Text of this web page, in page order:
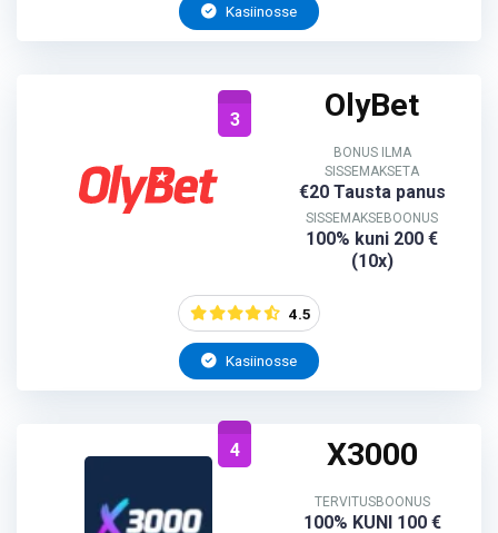
Kasiinosse
3 OlyBet
BONUS ILMA
SISSEMAKSETA
€20 Tausta panus
SISSEMAKSEBOONUS
100% kuni 200 €
(10x)
4.5
Kasiinosse
4 X3000
TERVITUSBOONUS
100% KUNI 100 €